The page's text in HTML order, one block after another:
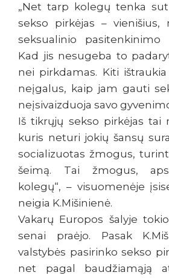
„Net tarp kolegų tenka
sekso pirkėjas – vienišius,
seksualinio pasitenkinimo
Kad jis nesugeba to
nei pirkdamas. Kiti
neįgalus, kaip jam gauti
neįsivaizduoja savo
Iš tikrųjų sekso pirkėjas tai
kuris neturi jokių šansų
socializuotas žmogus,
šeimą. Tai žmogus,
kolegų“, – visuomenėje
neigia K.Mišinienė.
Vakarų Europos šalyje
senai praėjo. Pasak
valstybės pasirinko sekso
net pagal baudžiamąją